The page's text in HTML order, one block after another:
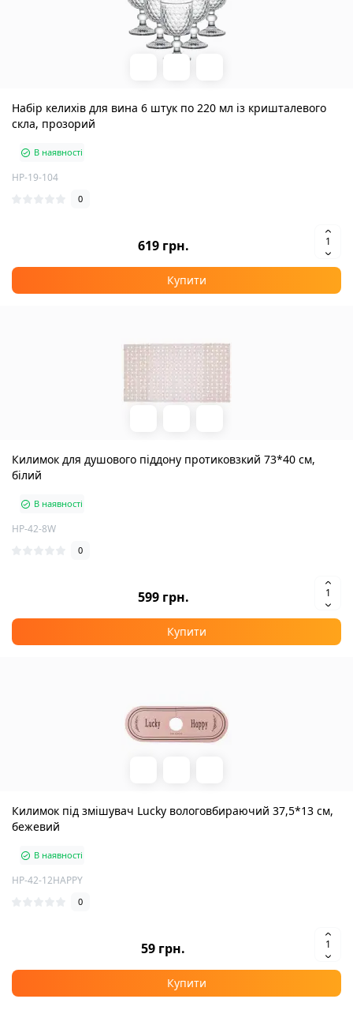
Набір келихів для вина 6 штук по 220 мл із кришталевого
скла, прозорий
В наявності
HP-19-104
0
619 грн.
Купити
Килимок для душового піддону протиковзкий 73*40 см,
білий
В наявності
HP-42-8W
0
599 грн.
Купити
Килимок під змішувач Lucky вологовбираючий 37,5*13 см,
бежевий
В наявності
HP-42-12HAPPY
0
59 грн.
Купити